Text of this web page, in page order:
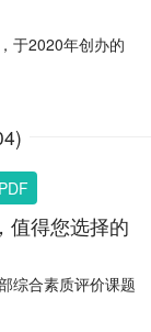
于2020年创办的
值得您选择的
综合素质评价课题